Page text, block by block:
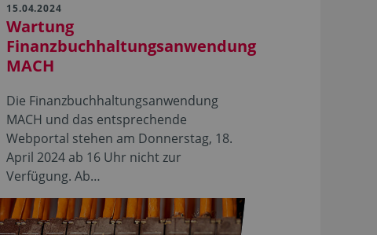
15.04.2024
Wartung
Finanzbuchhaltungsanwendung
MACH
Die Finanzbuchhaltungsanwendung
MACH und das entsprechende
Webportal stehen am Donnerstag, 18.
April 2024 ab 16 Uhr nicht zur
Verfügung. Ab…